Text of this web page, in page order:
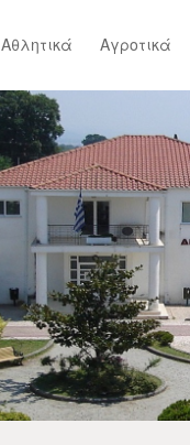
Αθλητικά Αγροτικά